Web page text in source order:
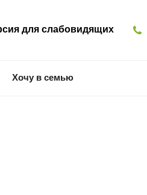
для слабовидящих
Хочу в семью